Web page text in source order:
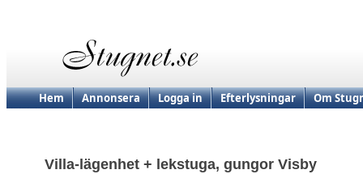
Hem Annonsera Logga in Efterlysningar Om
Villa-lägenhet + lekstuga, gungor Visby